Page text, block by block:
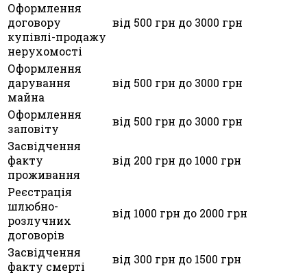
Оформлення
договору
купівлі-продажу
нерухомості
від 500 грн до 3000 грн
Оформлення
дарування
майна
від 500 грн до 3000 грн
Оформлення
заповіту
від 500 грн до 3000 грн
Засвідчення
факту
проживання
від 200 грн до 1000 грн
Реєстрація
шлюбно-
розлучних
договорів
від 1000 грн до 2000 грн
Засвідчення
факту смерті
від 300 грн до 1500 грн